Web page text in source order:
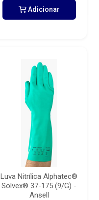
Adicionar
Luva Nitrílica Alphatec®
Solvex® 37-175 (9/G) -
Ansell